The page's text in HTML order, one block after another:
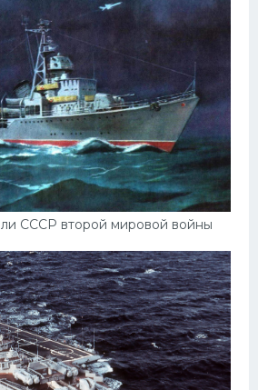
СССР второй мировой войны